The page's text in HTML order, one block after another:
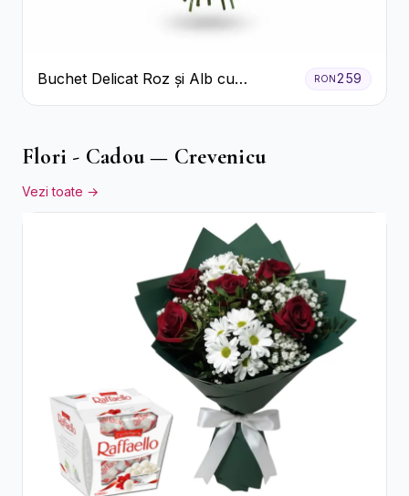
Buchet Delicat Roz și Alb cu
Trandafiri și Lisianthus
RON259
Flori - Cadou — Crevenicu
Vezi toate →